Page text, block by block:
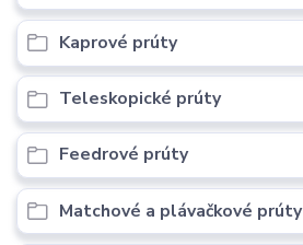
Kaprové prúty
Teleskopické prúty
Feedrové prúty
Matchové a plávačkové prúty